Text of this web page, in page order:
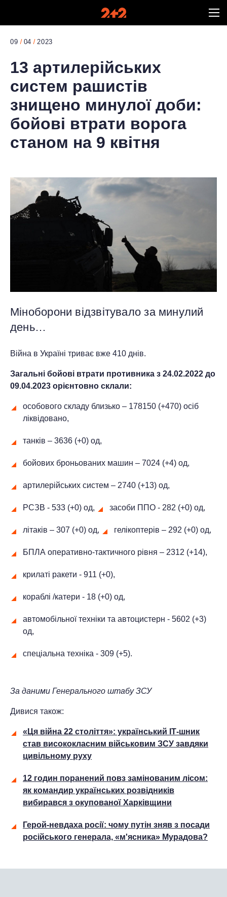
09 04 2023
13 артилерійських
систем рашистів
знищено минулої доби:
бойові втрати ворога
станом на 9 квітня
Міноборони відзвітувало за минулий
день…
Війна в Україні триває вже 410 днів.
Загальні бойові втрати противника з 24.02.2022 до
09.04.2023 орієнтовно склали:
особового складу близько – 178150 (+470) осіб
ліквідовано,
танків – 3636 (+0) од,
бойових броньованих машин ‒ 7024 (+4) од,
артилерійських систем – 2740 (+13) од,
РСЗВ - 533 (+0) од, засоби ППО - 282 (+0) од,
літаків – 307 (+0) од, гелікоптерів – 292 (+0) од,
БПЛА оперативно-тактичного рівня – 2312 (+14),
крилаті ракети - 911 (+0),
кораблі /катери - 18 (+0) од,
автомобільної техніки та автоцистерн - 5602 (+3)
од,
спеціальна техніка - 309 (+5).
За даними Генерального штабу ЗСУ
Дивися також:
«Ця війна 22 століття»: український ІТ-шник
став висококласним військовим ЗСУ завдяки
цивільному руху
12 годин поранений повз замінованим лісом:
як командир українських розвідників
вибирався з окупованої Харківщини
Герой-невдаха росії: чому путін зняв з посади
російського генерала, «м'ясника» Мурадова?